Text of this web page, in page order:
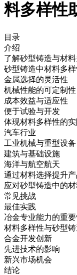
料多样性
目录
介绍
了解砂型铸造与材
砂型铸造中材料多
金属选择的灵活性
机械性能的可定制性
成本效益与适应性
便于试验与开发
体现材料多样性的实
汽车行业
工业机械与重型设备
建筑与基础设施
海洋与航空航天
通过材料选择提升
应对砂型铸造中的
常见挑战
最佳实践
冶金专业能力的重要
材料多样性与砂型
合金开发创新
先进技术的影响
新兴市场机会
结论